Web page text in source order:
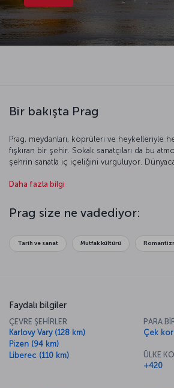
Bir bakışta Prag
Prag, meydanları, köprüleri ve heykelleriyle
fışkıran bir şehir. Sokak sanatçıları da bu
şehrin sanatla iç içeliğini vurguluyor.
Alphonse Mucha gibi önemli isimleri yetiştiren
yapıyla, sevimli bir kafeyle ya da Çek
restoranla karşılaşmanızı sağlayacak. Bu
Daha fazla bilgi
Prag size ne vadediyor:
Tarih ve sanat Mutfak kültürü
Faydalı bilgiler
ÇEVRE ŞEHİRLER
Karlovy Vary (128 km)
Pizen (94 km)
Liberec (110 km)
PARA
Çek
ÜLKE
+420